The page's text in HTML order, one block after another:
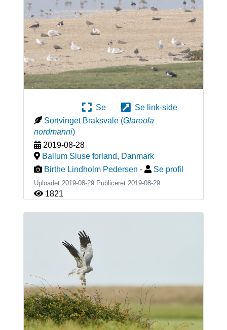
Se
Se link-side
Sortvinget Braksvale (Glareola
nordmanni)
2019-08-28
Ballum Sluse forland, Danmark
Birthe Lindholm Pedersen - Se profil
Uploadet 2019-08-29 Publiceret 2019-08-29
1821